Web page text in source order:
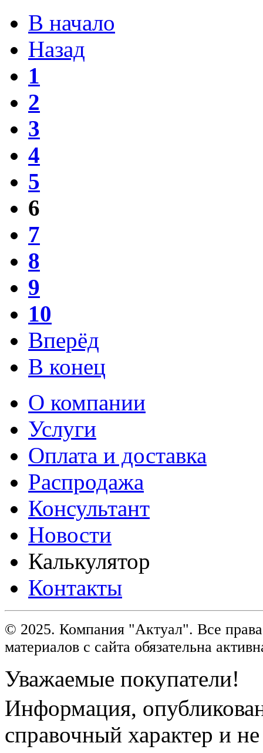
В начало
Назад
1
2
3
4
5
6
7
8
9
10
Вперёд
В конец
О компании
Услуги
Оплата и доставка
Распродажа
Консультант
Новости
Калькулятор
Контакты
© 2025. Компания "Актуал". Все
материалов с сайта обязательна
Уважаемые покупатели!
Информация,
справочный характер и